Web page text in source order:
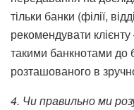
тільки банки (філії,
рекомендувати
такими банкнотами до
розташованого в
4. Чи правильно ми